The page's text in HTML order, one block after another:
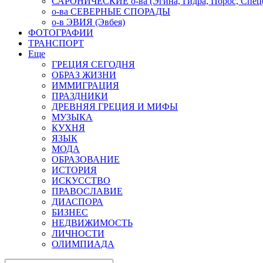
о-ва СЕВЕРНЫЕ СПОРАДЫ
о-в ЭВИЯ (Эвбея)
ФОТОГРАФИИ
ТРАНСПОРТ
Еще
ГРЕЦИЯ СЕГОДНЯ
ОБРАЗ ЖИЗНИ
ИММИГРАЦИЯ
ПРАЗДНИКИ
ДРЕВНЯЯ ГРЕЦИЯ И МИФЫ
МУЗЫКА
КУХНЯ
ЯЗЫК
МОДА
ОБРАЗОВАНИЕ
ИСТОРИЯ
ИСКУССТВО
ПРАВОСЛАВИЕ
ДИАСПОРА
БИЗНЕС
НЕДВИЖИМОСТЬ
ЛИЧНОСТИ
ОЛИМПИАДА